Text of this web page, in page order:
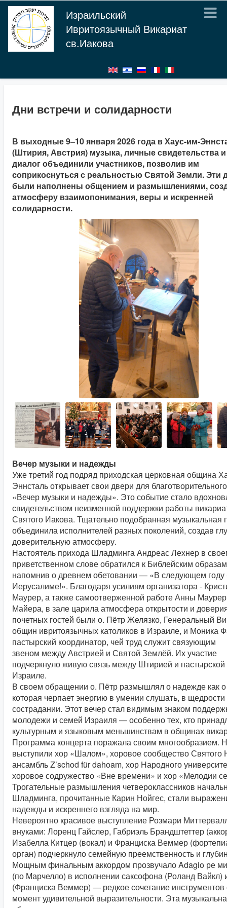
Израильский
Ивритоязычный Викариат
св.Иакова
Дни встречи и солидарности
В выходные 9–10 января 2026 года в Хаус-им-
(Штирия, Австрия) музыка, личные свидетельства
диалог объединили участников, позволив им
соприкоснуться с реальностью Святой Земли. Эти
были наполнены общением и размышлениями,
атмосферу взаимопонимания, веры и искренней
солидарности.
Вечер музыки и надежды
Уже третий год подряд приходская церковная община
Эннсталь открывает свои двери для
«Вечер музыки и надежды». Это событие стало
свидетельством неизменной поддержки работы
Святого Иакова. Тщательно подобранная музыкальная
объединила исполнителей разных поколений, создав
доверительную атмосферу.
Настоятель прихода Шладминга Андреас Лехнер в
приветственном слове обратился к Библейским
напомнив о древнем обетовании — «В следующем году
Иерусалиме!». Благодаря усилиям организатора -
Маурер, а также самоотверженной работе Анны
Майера, в зале царила атмосфера открытости и
почетных гостей были о. Пётр Желязко, Генеральный
общин ивритоязычных католиков в Израиле, и Моника
пастырский координатор, чей труд служит связующим
звеном между Австрией и Святой Землёй. Их участие
подчеркнуло живую связь между Штирией и
Израиле.
В своем обращении о. Пётр размышлял о надежде как
которая черпает энергию в умении слушать, в щедрости
сострадании. Этот вечер стал видимым знаком
молодежи и семей Израиля — особенно тех, кто
культурным и языковым меньшинствам в общинах
Программа концерта поражала своим многообразием.
выступили хор «Шалом», хоровое сообщество Святого
ансамбль Z’schod für dahoam, хор Народного
хоровое содружество «Вне времени» и хор «Мелодии
Трогательные размышления четвероклассников
Шладминга, прочитанные Карин Нойгес, стали
надежды и искреннего взгляда на мир.
Невероятно красивое выступление Розмари
внуками: Лоренц Гайслер, Габриэль Брандштеттер
Изабелла Китцер (вокал) и Франциска Веммер
орган) подчеркнуло семейную преемственность и
Мощным финальным аккордом прозвучало Adagio ре
(по Марчелло) в исполнении саксофона (Роланд Вайкл)
(Франциска Веммер) — редкое сочетание инструментов
момент удивительной выразительности. Эта